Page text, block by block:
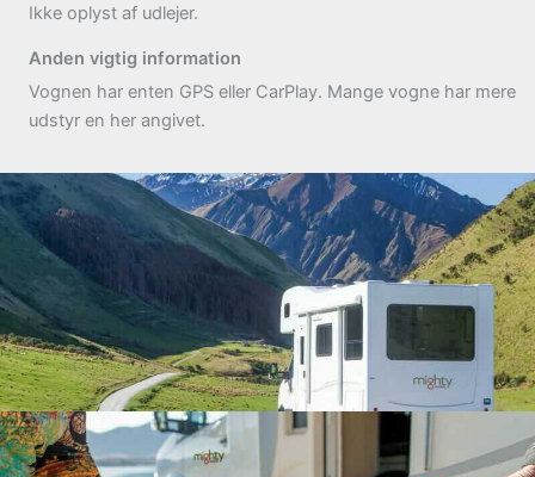
Ikke oplyst af udlejer.
Anden vigtig information
Vognen har enten GPS eller CarPlay. Mange vogne har mere
udstyr en her angivet.